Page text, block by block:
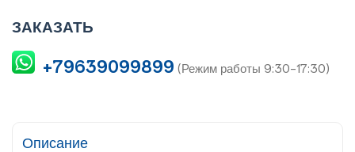
ЗАКАЗАТЬ
+79639099899 (Режим работы 9:30-17:30)
Описание